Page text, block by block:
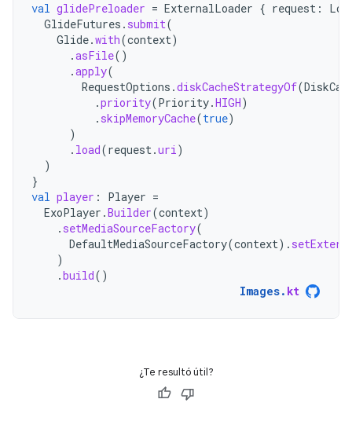
val glidePreloader = ExternalLoader { request :
GlideFutures . submit(
Glide.with(context)
.asFile()
.apply(
RequestOptions .diskCacheStrategyOf(
.priority(Priority.HIGH)
. skipMemoryCache(true)
)
. load(request.uri)
)
}
val player : Player =
ExoPlayer .Builder(context)
. setMediaSourceFactory(
DefaultMediaSourceFactory(context).
)
.build()
Images. kt
¿Te resultó útil?